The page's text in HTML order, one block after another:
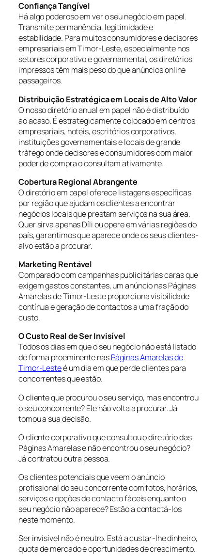
Confiança Tangível
Há algo poderoso em ver o seu negócio em papel.
Transmite permanência, legitimidade e
estabilidade. Para muitos consumidores e decisores
empresariais em Timor-Leste, especialmente nos
setores corporativo e governamental, os diretórios
impressos têm mais peso do que anúncios online
passageiros.
Distribuição Estratégica em Locais de Alto Valor
O nosso diretório anual em papel não é distribuído
ao acaso. É estrategicamente colocado em centros
empresariais, hotéis, escritórios corporativos,
instituições governamentais e locais de grande
tráfego onde decisores e consumidores com maior
poder de compra o consultam ativamente.
Cobertura Regional Abrangente
O diretório em papel oferece listagens específicas
por região que ajudam os clientes a encontrar
negócios locais que prestam serviços na sua área.
Quer sirva apenas Díli ou opere em várias regiões do
país, garantimos que aparece onde os seus clientes-
alvo estão a procurar.
Marketing Rentável
Comparado com campanhas publicitárias caras que
exigem gastos constantes, um anúncio nas Páginas
Amarelas de Timor-Leste proporciona visibilidade
contínua e geração de contactos a uma fração do
custo.
O Custo Real de Ser Invisível
Todos os dias em que o seu negócio não está listado
de forma proeminente nasPáginas Amarelas de
Timor-Lesteé um dia em que perde clientes para
concorrentes que estão.
O cliente que procurou o seu serviço, mas encontrou
o seu concorrente? Ele não volta a procurar. Já
tomou a sua decisão.
O cliente corporativo que consultou o diretório das
Páginas Amarelas e não encontrou o seu negócio?
Já contratou outra pessoa.
Os clientes potenciais que veem o anúncio
profissional do seu concorrente com fotos, horários,
serviços e opções de contacto fáceis enquanto o
seu negócio não aparece? Estão a contactá-los
neste momento.
Ser invisível não é neutro. Está a custar-lhe dinheiro,
quota de mercado e oportunidades de crescimento.